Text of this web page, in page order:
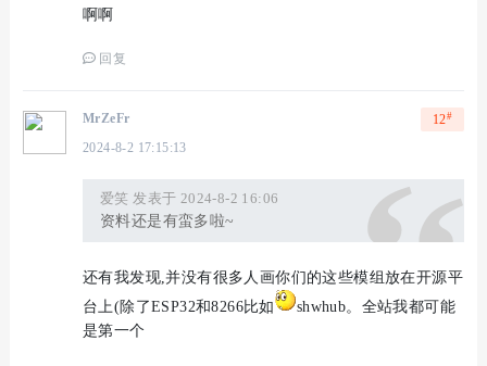
啊啊
回复
12#
MrZeFr
2024-8-2 17:15:13
爱笑 发表于 2024-8-2 16:06
资料还是有蛮多啦~
还有我发现,并没有很多人画你们的这些模组放在开源平
台上(除了ESP32和8266比如
shwhub。全站我都可能
是第一个